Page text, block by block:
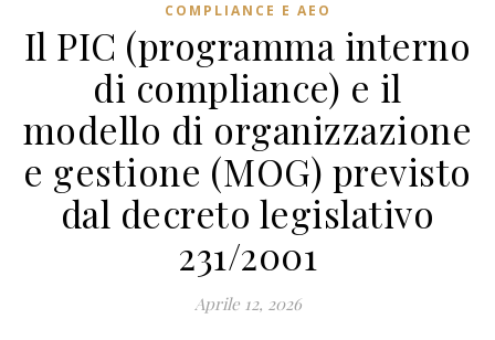
COMPLIANCE E AEO
Il PIC (programma interno
di compliance) e il
modello di organizzazione
e gestione (MOG) previsto
dal decreto legislativo
231/2001
Aprile 12, 2026